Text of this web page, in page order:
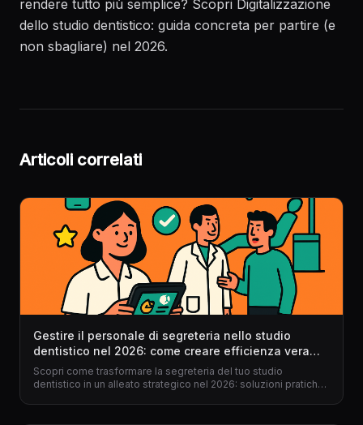
rendere tutto più semplice? Scopri Digitalizzazione
dello studio dentistico: guida concreta per partire (e
non sbagliare) nel 2026.
Articoli correlati
Gestire il personale di segreteria nello studio
dentistico nel 2026: come creare efficienza vera
(senza stress)
Scopri come trasformare la segreteria del tuo studio
dentistico in un alleato strategico nel 2026: soluzioni pratiche,